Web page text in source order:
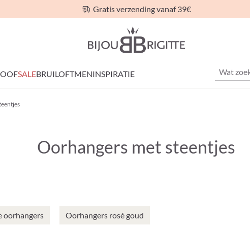
Gratis verzending vanaf 39€
SALEBRUILOFTMENINSPIRATIE
Oorhangers met steentjes
oorhangers Oorhangers rosé goud